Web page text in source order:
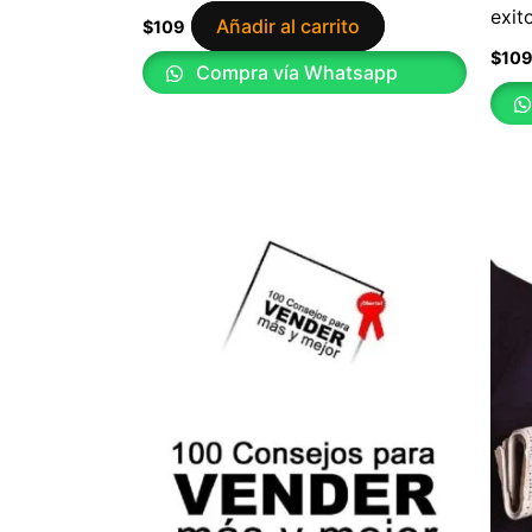
$109
Añadir al carrito
Compra vía Whatsapp
$109